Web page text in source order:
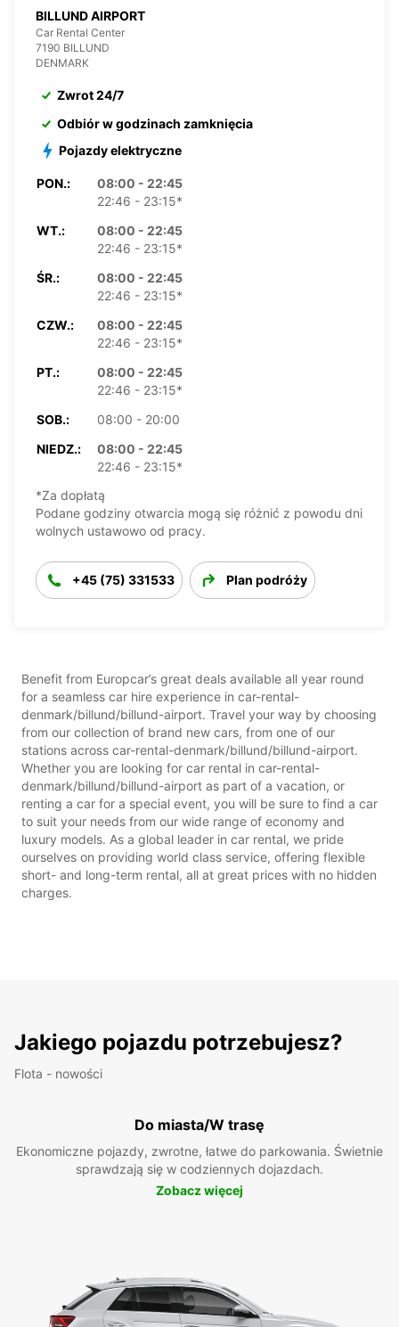
BILLUND AIRPORT
Car Rental Center
7190 BILLUND
DENMARK
Zwrot 24/7
Odbiór w godzinach zamknięcia
Pojazdy elektryczne
PON.:
08:00 - 22:45
22:46 - 23:15*
WT.:
08:00 - 22:45
22:46 - 23:15*
ŚR.:
08:00 - 22:45
22:46 - 23:15*
CZW.:
08:00 - 22:45
22:46 - 23:15*
PT.:
08:00 - 22:45
22:46 - 23:15*
SOB.:
08:00 - 20:00
NIEDZ.:
08:00 - 22:45
22:46 - 23:15*
*Za dopłatą
Podane godziny otwarcia mogą się różnić z powodu dni
wolnych ustawowo od pracy.
+45 (75) 331533 Plan podróży
Benefit from Europcar’s great deals available all year round
for a seamless car hire experience in car-rental-
denmark/billund/billund-airport. Travel your way by choosing
from our collection of brand new cars, from one of our
stations across car-rental-denmark/billund/billund-airport.
Whether you are looking for car rental in car-rental-
denmark/billund/billund-airport as part of a vacation, or
renting a car for a special event, you will be sure to find a car
to suit your needs from our wide range of economy and
luxury models. As a global leader in car rental, we pride
ourselves on providing world class service, offering flexible
short- and long-term rental, all at great prices with no hidden
charges.
Jakiego pojazdu potrzebujesz?
Flota - nowości
Do miasta/W trasę
Ekonomiczne pojazdy, zwrotne, łatwe do parkowania. Świetnie
sprawdzają się w codziennych dojazdach.
Zobacz więcej